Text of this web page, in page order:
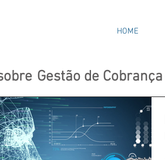
HOME
Gestão de Cobrança